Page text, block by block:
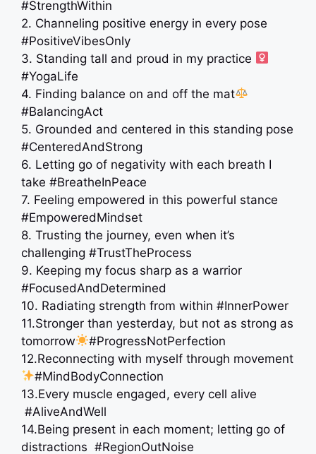
#StrengthWithin
2. Channeling positive energy in every pose
#PositiveVibesOnly
3. Standing tall and proud in my practice ‍
#YogaLife
4. Finding balance on and off the mat
#BalancingAct
5. Grounded and centered in this standing pose
#CenteredAndStrong
6. Letting go of negativity with each breath I
take #BreatheInPeace
7. Feeling empowered in this powerful stance
#EmpoweredMindset
8. Trusting the journey, even when it’s
challenging #TrustTheProcess
9. Keeping my focus sharp as a warrior
#FocusedAndDetermined
10. Radiating strength from within #InnerPower
11.Stronger than yesterday, but not as strong as
tomorrow
#ProgressNotPerfection
12.Reconnecting with myself through movement
#MindBodyConnection
13.Every muscle engaged, every cell alive
#AliveAndWell
14.Being present in each moment; letting go of
distractions ️ #RegionOutNoise